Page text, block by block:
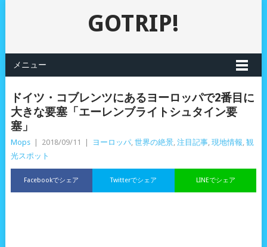
GOTRIP!
メニュー
ドイツ・コブレンツにあるヨーロッパで2番目に
大きな要塞「エーレンブライトシュタイン要
塞」
Mops 2018/09/11 ヨーロッパ, 世界の絶景, 注目記事, 現地情報, 観
光スポット
Facebookでシェア LINEでシェア
Twitterでシェア